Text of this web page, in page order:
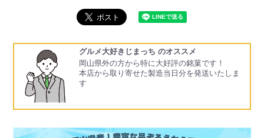
グルメ大好きじまっち のオススメ
岡山県外の方から特に大好評の銘菓です！
本店から取り寄せた製造当日分を発送いたしま
す